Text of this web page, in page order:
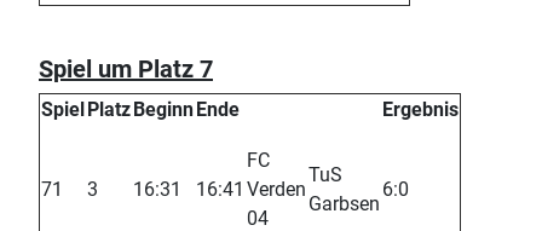
Spiel um Platz 7
SpielPlatzBeginnEnde Ergebnis
71 3 16:31 16:41
FC
Verden
04
TuS
Garbsen
6:0